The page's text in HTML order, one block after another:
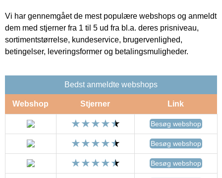
Vi har gennemgået de mest populære webshops og anmeldt
dem med stjerner fra 1 til 5 ud fra bl.a. deres prisniveau,
sortimentstørrelse, kundeservice, brugervenlighed,
betingelser, leveringsformer og betalingsmuligheder.
Bedst anmeldte webshops
Webshop Stjerner Link
Besøg webshop
Besøg webshop
Besøg webshop